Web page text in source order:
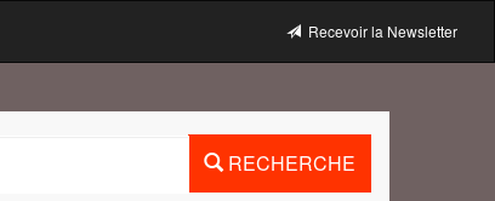
Recevoir la Newsletter
RECHERCHE